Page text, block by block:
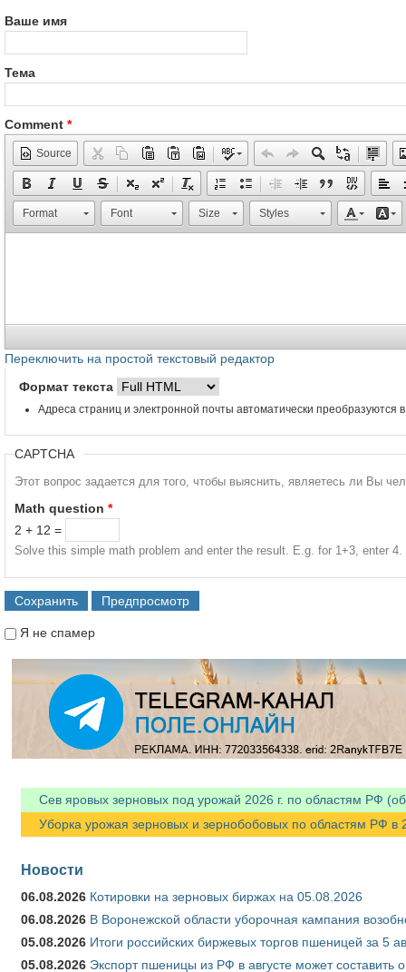
Ваше имя
Тема
Comment *
Source
Format Font Size Styles
Переключить на простой текстовый редактор
Формат текста
Адреса страниц и электронной почты автоматически преобразуются
CAPTCHA
Этот вопрос задается для того, чтобы выяснить, являетесь ли Вы
Math question *
2 + 12 =
Solve this simple math problem and enter the result. E.g. for 1+3, enter 4.
Я не спамер
Сев яровых зерновых под урожай 2026 г. по областям РФ
Уборка урожая зерновых и зернобобовых по областям РФ в
Новости
06.08.2026 Котировки на зерновых биржах на 05.08.2026
06.08.2026 В Воронежской области уборочная кампания
05.08.2026 Итоги российских биржевых торгов пшеницей за 5
05.08.2026 Экспорт пшеницы из РФ в августе может составить